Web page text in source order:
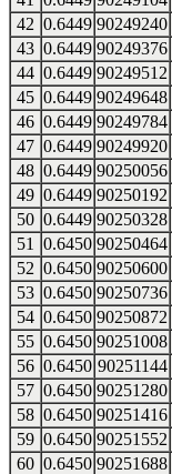
42 0.6449 90249240
43 0.6449 90249376
44 0.6449 90249512
45 0.6449 90249648
46 0.6449 90249784
47 0.6449 90249920
48 0.6449 90250056
49 0.6449 90250192
50 0.6449 90250328
51
0.6450 90250464
52 0.6450 90250600
53 0.6450 90250736
54 0.6450 90250872
55 0.6450 90251008
56 0.6450 90251144
57 0.6450 90251280
58 0.6450 90251416
59 0.6450 90251552
60 0.6450 90251688